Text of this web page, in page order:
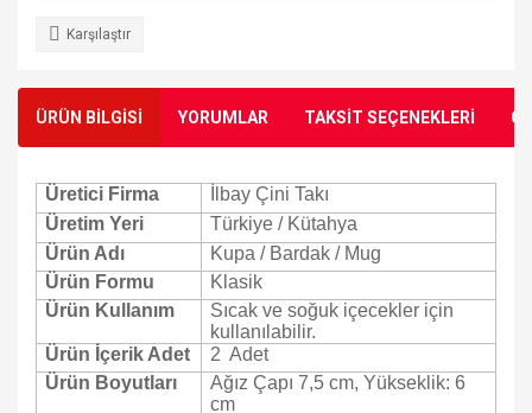
Karşılaştır
ÜRÜN BİLGİSİ YORUMLAR TAKSİT SEÇENEKLERİ
Üretici Firma
İlbay Çini Takı
Üretim Yeri
Türkiye / Kütahya
Ürün Adı
Kupa / Bardak / Mug
Ürün Formu
Klasik
Ürün Kullanım
Sıcak ve soğuk içecekler için
kullanılabilir.
Ürün İçerik Adet
2 Adet
Ürün Boyutları
Ağız Çapı 7,5 cm, Yükseklik: 6
cm